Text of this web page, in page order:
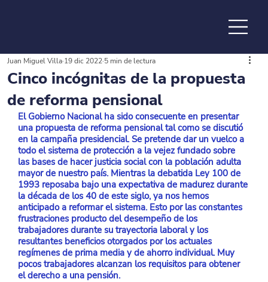
de la
Cinco incógnitas de la propuesta
de reforma pensional
Juan Miguel Villa 19 dic 2022 5 min de lectura
El Gobierno Nacional ha sido consecuente en presentar
una propuesta de reforma pensional tal como se discutió
en la campaña presidencial. Se pretende dar un vuelco a
todo el sistema de protección a la vejez fundado sobre
las bases de hacer justicia social con la población adulta
mayor de nuestro país. Mientras la debatida Ley 100 de
1993 reposaba bajo una expectativa de madurez durante
la década de los 40 de este siglo, ya nos hemos
anticipado a reformar el sistema. Esto por las constantes
frustraciones producto del desempeño de los
trabajadores durante su trayectoria laboral y los
resultantes beneficios otorgados por los actuales
regímenes de prima media y de ahorro individual. Muy
pocos trabajadores alcanzan los requisitos para obtener
el derecho a una pensión.